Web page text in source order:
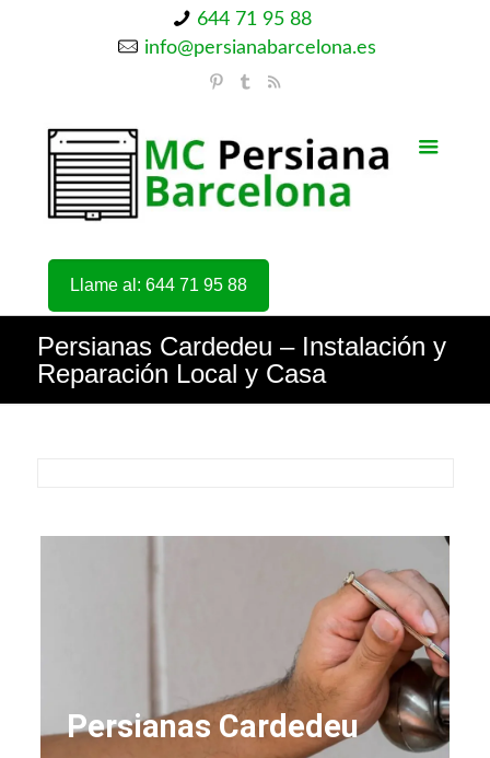
644 71 95 88
info@persianabarcelona.es
Llame al: 644 71 95 88
Persianas Cardedeu – Instalación y
Reparación Local y Casa
Persianas Cardedeu